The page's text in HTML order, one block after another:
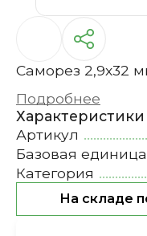
Саморез 2,9х32
Подробнее
Характеристики
Артикул
Базовая единица
Категория
На складе